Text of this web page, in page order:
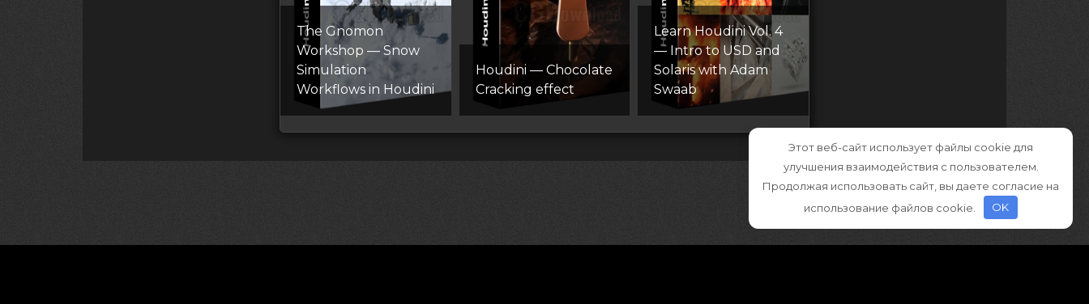
The Gnomon
Workshop — Snow
Simulation
Workflows in Houdini
Houdini — Chocolate
Cracking effect
Learn Houdini Vol. 4
— Intro to USD and
Solaris with Adam
Swaab
Этот веб-сайт использует файлы cookie для
улучшения взаимодействия с пользователем.
Продолжая использовать сайт, вы даете согласие на
использование файлов cookie.
OK